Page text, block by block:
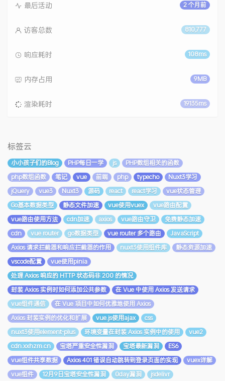
2 个月前
最后活动
810,777
访客总数
108ms
响应耗时
9MB
内存占用
19135ms
渲染耗时
标签云
小小孩子们的Blog PHP每日一学 js
PHP数组相关的函数
php数组函数
笔记 vue 前端 php typecho
Nuxt3学习
jQuery
vue3 Nuxt3 源码 react react学习
vue状态管理
Go基本数据类型
静态文件加速 vue使用vuex
vue路由配置
vue路由使用方法
cdn加速 axios vue路由守卫
免费静态加速
cdn
vue router go数据类型 vue router 多个路由
JavaScript
Axios 请求拦截器和响应拦截器的作用
nuxt3使用组件库
静态资源加速
vscode配置
vue使用pinia
处理 Axios 响应的 HTTP 状态码非 200 的情况
封装 Axios 实例时如何添加公共参数
在 Vue 中使用 Axios 发送请求
vue组件通信
在 Vue 项目中如何优雅地使用 Axios
Axios 封装实例的优化和扩展
vue.js使用ajax
css
nuxt3使用element-plus
环境变量在封装 Axios 实例中的使用
vue2
cdn.xxhzm.cn
宝塔严重安全性漏洞 宝塔最新漏洞
ES6
vue组件共享数据
Axios 401 错误自动跳转到登录页面的实现
vuex详解
vue组件
12月9日宝塔安全性漏洞 0day漏洞 jsdelivr